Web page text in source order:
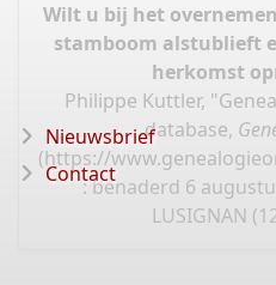
Wilt u bij het
stamboom alstublieft
herkomst
Philippe Kuttler,
database,
(https://
: benaderd 6
LUSIGNAN
Nieuwsbrief
Contact